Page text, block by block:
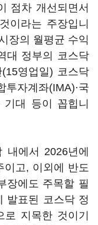
점차 개선되면서
이라는 주장입니
장의 월평균 수익
대 정부의 코스닥
영업일) 코스닥
자계좌(IMA)·국
대 등이 꼽힙니
에서 2026년에
이고, 이외에 반도
장에도 주목할 필
발표된 코스닥 정
지목한 것이기